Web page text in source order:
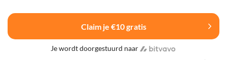
Claim je €10 gratis
Je wordt doorgestuurd naar